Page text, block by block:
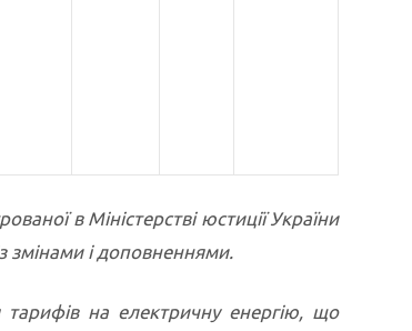
в Міністерстві юстиції України
змінами і доповненнями.
на електричну енергію, що